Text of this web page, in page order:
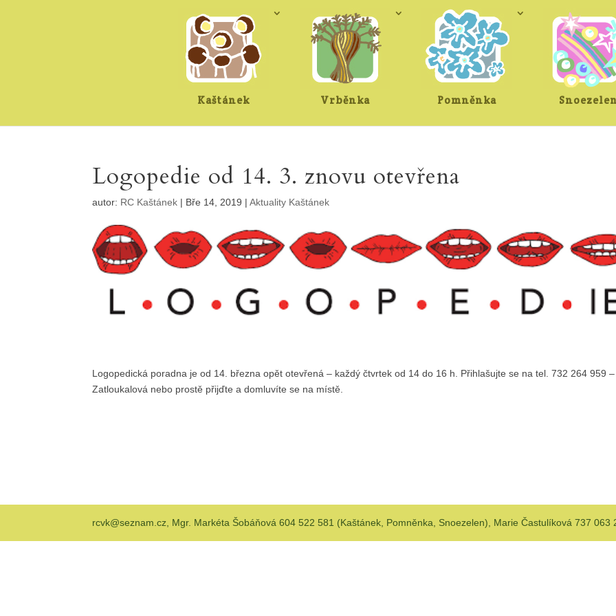
Kaštánek Vrběnka Pomněnka
Logopedie od 14. 3. znovu otevřena
autor: RC Kaštánek | Bře 14, 2019 |Aktuality Kaštánek
Logopedická poradna je od 14. března opět otevřená – každý čtvrtek od 14 do 16 h. Přihlašujte se na tel. 732 264 959 –
Zatloukalová nebo prostě přijďte a domluvíte se na místě.
rcvk@seznam.cz, Mgr. Markéta Šobáňová 604 522 581 (Kaštánek, Pomněnka, Snoezelen), Marie Častulíková 737 063